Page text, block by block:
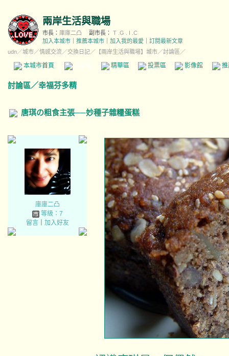
兩岸生活與職場
市長： 庫庫二凸 副市長： T .G . I .C
加入本城市
推薦本城市 加入我的最愛
訂閱最新文章
udn／城市／情感交流／交換日記／ 【兩岸生活與職場】城市／討論區／
本城市首頁 精華區 投票區 影像館
討論區／幸福芬多精
唐琪の粗食主張──妙種子雜糧蛋糕
庫庫二凸
等級：7
留言｜ 加入好友